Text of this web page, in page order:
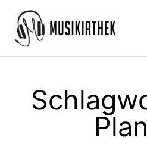
Inhalt
springen